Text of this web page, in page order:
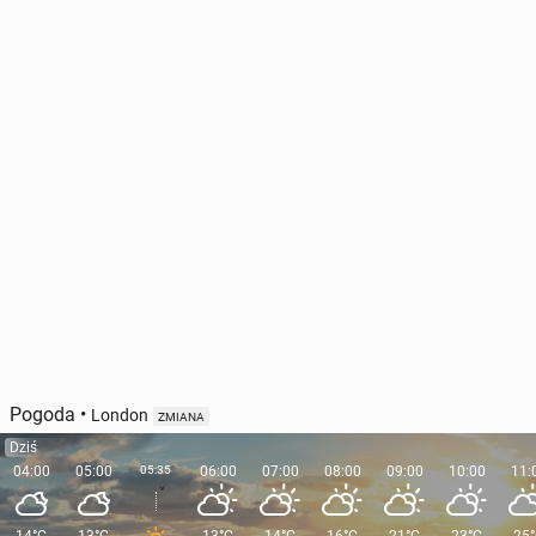
Pogoda • London ZMIANA
Dziś
04:00
05:00 05:35 06:00 07:00 08:00 09:00 10:00